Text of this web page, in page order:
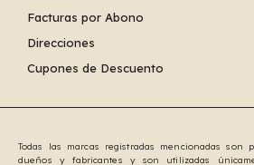
Facturas por Abono
Direcciones
Cupones de Descuento
Todas las marcas registradas mencionadas son
dueños y fabricantes y son utilizadas